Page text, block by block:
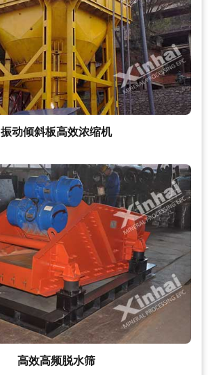
振动倾斜板高效浓缩机
高效高频脱水筛